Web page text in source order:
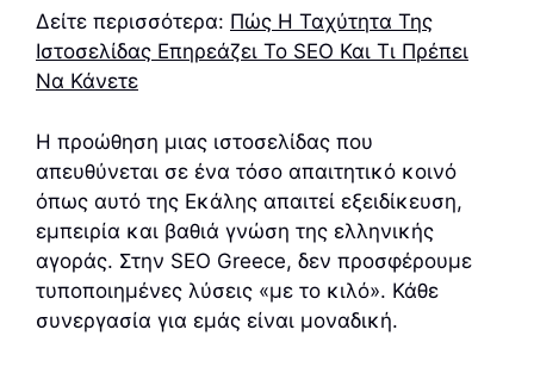
Δείτε περισσότερα: Πώς Η Ταχύτητα Της
Ιστοσελίδας Επηρεάζει Το SEO Και Τι Πρέπει
Να Κάνετε
Η προώθηση μιας ιστοσελίδας που
απευθύνεται σε ένα τόσο απαιτητικό κοινό
όπως αυτό της Εκάλης απαιτεί εξειδίκευση,
εμπειρία και βαθιά γνώση της ελληνικής
αγοράς. Στην SEO Greece, δεν προσφέρουμε
τυποποιημένες λύσεις «με το κιλό». Κάθε
συνεργασία για εμάς είναι μοναδική.